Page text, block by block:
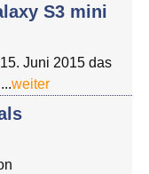
S3 mini
Juni 2015 das
weiter